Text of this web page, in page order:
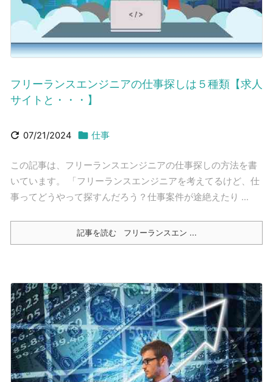
フリーランスエンジニアの仕事探しは５種類【求人
サイトと・・・】
 07/21/2024  仕事
この記事は、フリーランスエンジニアの仕事探しの方法を書
いています。 「フリーランスエンジニアを考えてるけど、仕
事ってどうやって探すんだろう？仕事案件が途絶えたり ...
記事を読む フリーランスエン ...